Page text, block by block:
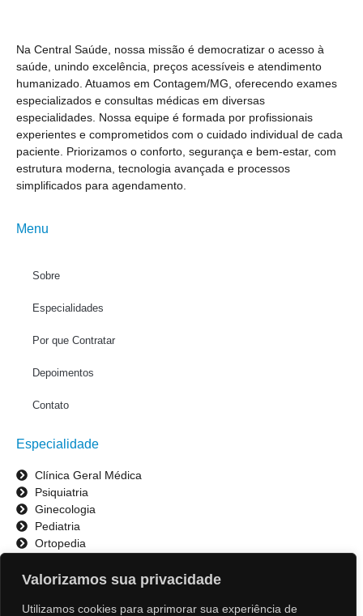
Valorizamos sua privacidade
Utilizamos cookies para aprimorar sua experiência de
Na Central Saúde, nossa missão é democratizar o acesso à
saúde, unindo excelência, preços acessíveis e atendimento
humanizado. Atuamos em Contagem/MG, oferecendo exames
especializados e consultas médicas em diversas
especialidades. Nossa equipe é formada por profissionais
experientes e comprometidos com o cuidado individual de cada
paciente. Priorizamos o conforto, segurança e bem-estar, com
estrutura moderna, tecnologia avançada e processos
simplificados para agendamento.
Menu
Sobre
Especialidades
Por que Contratar
Depoimentos
Contato
Especialidade
Clínica Geral Médica
Psiquiatria
Ginecologia
Pediatria
Ortopedia